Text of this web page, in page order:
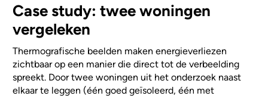
Case study: twee woningen
vergeleken
Thermografische beelden maken energieverliezen
zichtbaar op een manier die direct tot de verbeelding
spreekt. Door twee woningen uit het onderzoek naast
elkaar te leggen (één goed geïsoleerd, één met